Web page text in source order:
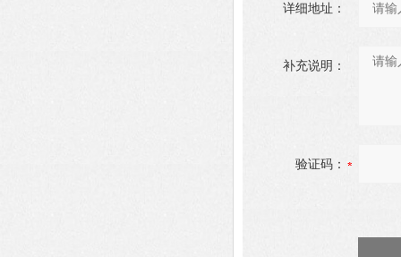
详细地址：
补充说明：
验证码：